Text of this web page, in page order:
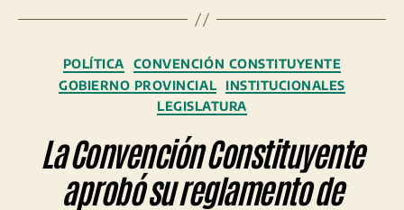
Categorías
POLÍTICA
CONVENCIÓN CONSTITUYENTE
GOBIERNO PROVINCIAL
INSTITUCIONALES
LEGISLATURA
La Convención Constituyente
aprobó su reglamento de